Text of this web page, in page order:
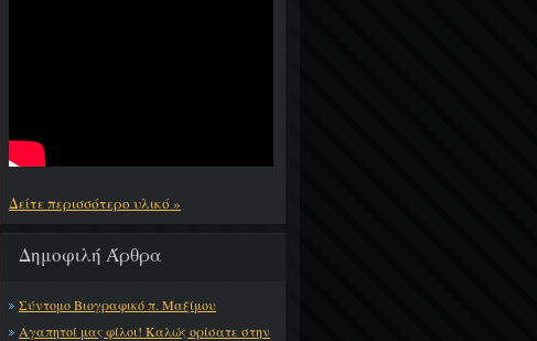
Δείτε περισσότερο υλικό »
Δημοφιλή Άρθρα
Σύντομο Βιογραφικό π. Μαξίμου
Αγαπητοί μας φίλοι! Καλώς ορίσατε στην